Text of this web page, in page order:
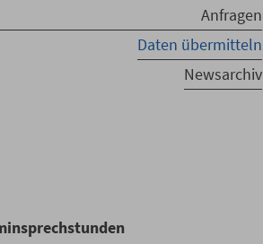
Anfragen
Daten übermitteln
Newsarchiv